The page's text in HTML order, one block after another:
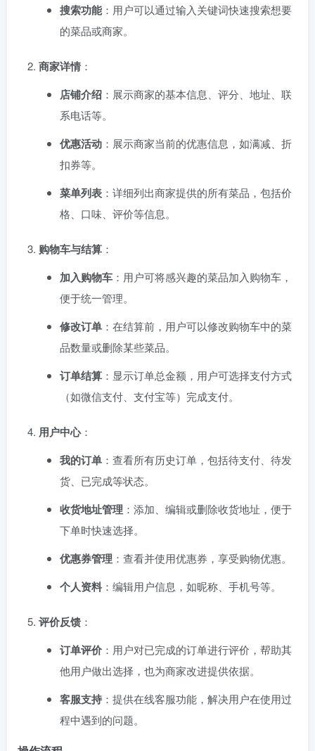
搜索功能：用户可以通过输入关键词快速搜索想要
的菜品或商家。
商家详情 ：
店铺介绍 ：展示商家的基本信息、评分、地址、联
系电话等。
优惠活动 ：展示商家当前的优惠信息，如满减、折
扣券等。
菜单列表 ：详细列出商家提供的所有菜品，包括价
格、口味、评价等信息。
购物车与结算 ：
加入购物车 ：用户可将感兴趣的菜品加入购物车，
便于统一管理。
修改订单 ：在结算前，用户可以修改购物车中的菜
品数量或删除某些菜品。
订单结算 ：显示订单总金额，用户可选择支付方式
（如微信支付、支付宝等）完成支付。
用户中心：
我的订单 ：查看所有历史订单，包括待支付、待发
货、已完成等状态。
收货地址管理 ：添加、编辑或删除收货地址，便于
下单时快速选择。
优惠券管理 ：查看并使用优惠券，享受购物优惠。
个人资料 ：编辑用户信息，如昵称、手机号等。
评价反馈 ：
订单评价 ：用户对已完成的订单进行评价，帮助其
他用户做出选择，也为商家改进提供依据。
客服支持：提供在线客服功能，解决用户在使用过
程中遇到的问题。